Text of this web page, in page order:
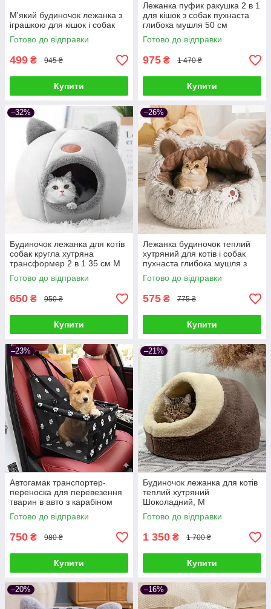
М'який будиночок лежанка з
іграшкою для кішок і собак
Готово до відправки
499 ₴ 945 ₴
Купити
Лежанка пуфик ракушка 2 в 1
для кішок з собак пухнаста
глибока мушля 50 см
Готово до відправки
975 ₴ 1 470 ₴
Купити
–32%
Будиночок лежанка для котів
собак кругла хутряна
трансформер 2 в 1 35 см M
Готово до відправки
650 ₴ 950 ₴
Купити
–26%
Лежанка будиночок теплий
хутряний для котів і собак
пухнаста глибока мушля з
капюшоном 40
Готово до відправки
575 ₴ 775 ₴
Купити
–23%
Автогамак транспортер-
переноска для перевезення
тварин в авто з карабіном
Чорний з малюнком
Готово до відправки
750 ₴ 980 ₴
Купити
–21%
Будиночок лежанка для котів
теплий хутряний
Шоколадний, M
Готово до відправки
1 350 ₴ 1 700 ₴
Купити
–20% –16%